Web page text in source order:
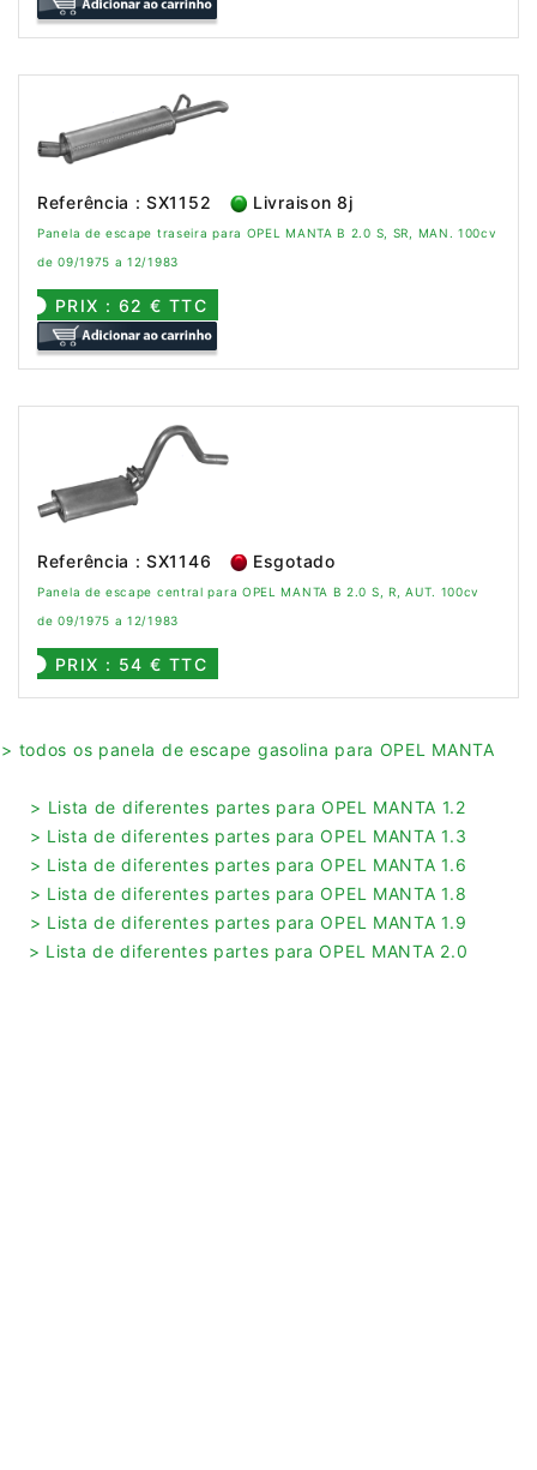
Referência : SX1152 Livraison 8j
Panela de escape traseira para OPEL MANTA B 2.0 S, SR, MAN. 100cv
de 09/1975 a 12/1983
PRIX : 62 € TTC
Referência : SX1146 Esgotado
Panela de escape central para OPEL MANTA B 2.0 S, R, AUT. 100cv
de 09/1975 a 12/1983
PRIX : 54 € TTC
> todos os panela de escape gasolina para OPEL MANTA
> Lista de diferentes partes para OPEL MANTA 1.2
> Lista de diferentes partes para OPEL MANTA 1.3
> Lista de diferentes partes para OPEL MANTA 1.6
> Lista de diferentes partes para OPEL MANTA 1.8
> Lista de diferentes partes para OPEL MANTA 1.9
> Lista de diferentes partes para OPEL MANTA 2.0